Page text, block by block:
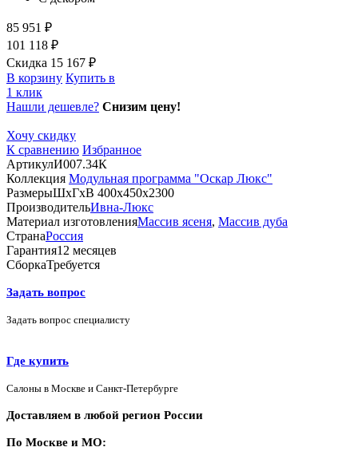
85 951 ₽
101 118 ₽
Скидка 15 167 ₽
В корзину Купить в
1 клик
Нашли дешевле? Снизим цену!
Хочу скидку
К сравнению Избранное
АртикулИ007.34К
Коллекция Модульная программа "Оскар Люкс"
РазмерыШхГхВ 400х450х2300
ПроизводительИвна-Люкс
Материал изготовленияМассив ясеня, Массив дуба
СтранаРоссия
Гарантия12 месяцев
СборкаТребуется
Задать вопрос
Задать вопрос специалисту
Где купить
Салоны в Москве и Санкт-Петербурге
Доставляем в любой регион России
По Москве и МО: